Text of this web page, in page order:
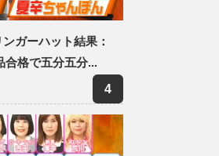
ガーハット結果：
合格で五分五分...